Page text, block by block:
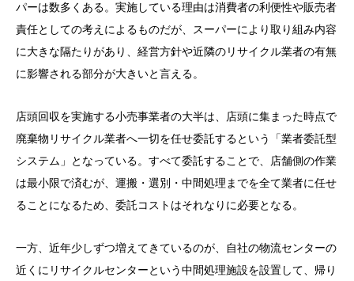
パーは数多くある。実施している理由は消費者の利便性や販売者
責任としての考えによるものだが、スーパーにより取り組み内容
に大きな隔たりがあり、経営方針や近隣のリサイクル業者の有無
に影響される部分が大きいと言える。
店頭回収を実施する小売事業者の大半は、店頭に集まった時点で
廃棄物リサイクル業者へ一切を任せ委託するという「業者委託型
システム」となっている。すべて委託することで、店舗側の作業
は最小限で済むが、運搬・選別・中間処理までを全て業者に任せ
ることになるため、委託コストはそれなりに必要となる。
一方、近年少しずつ増えてきているのが、自社の物流センターの
近くにリサイクルセンターという中間処理施設を設置して、帰り